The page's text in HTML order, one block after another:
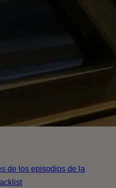
de los episodios de la